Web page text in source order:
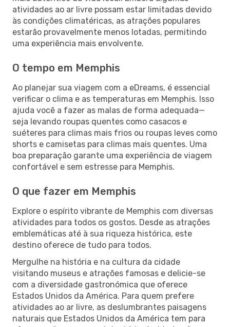
atividades ao ar livre possam estar limitadas devido
às condições climatéricas, as atrações populares
estarão provavelmente menos lotadas, permitindo
uma experiência mais envolvente.
O tempo em Memphis
Ao planejar sua viagem com a eDreams, é essencial
verificar o clima e as temperaturas em Memphis. Isso
ajuda você a fazer as malas de forma adequada—
seja levando roupas quentes como casacos e
suéteres para climas mais frios ou roupas leves como
shorts e camisetas para climas mais quentes. Uma
boa preparação garante uma experiência de viagem
confortável e sem estresse para Memphis.
O que fazer em Memphis
Explore o espírito vibrante de Memphis com diversas
atividades para todos os gostos. Desde as atrações
emblemáticas até à sua riqueza histórica, este
destino oferece de tudo para todos.
Mergulhe na história e na cultura da cidade
visitando museus e atrações famosas e delicie-se
com a diversidade gastronómica que oferece
Estados Unidos da América. Para quem prefere
atividades ao ar livre, as deslumbrantes paisagens
naturais que Estados Unidos da América tem para